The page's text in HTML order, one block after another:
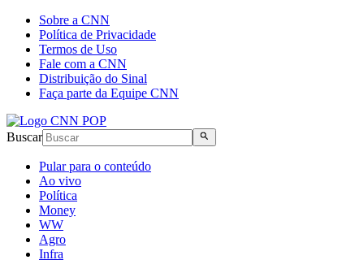
Sobre a CNN
Política de Privacidade
Termos de Uso
Fale com a CNN
Distribuição do Sinal
Faça parte da Equipe CNN
Buscar
Pular para o conteúdo
Ao vivo
Política
Money
WW
Agro
Infra